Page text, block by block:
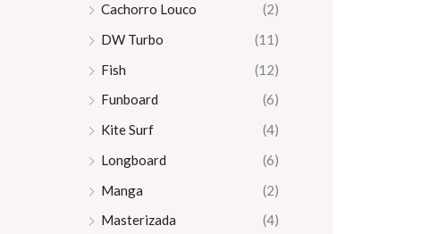
Cachorro Louco
(2)
DW Turbo
(11)
Fish
(12)
Funboard
(6)
Kite Surf
(4)
Longboard
(6)
Manga
(2)
Masterizada
(4)